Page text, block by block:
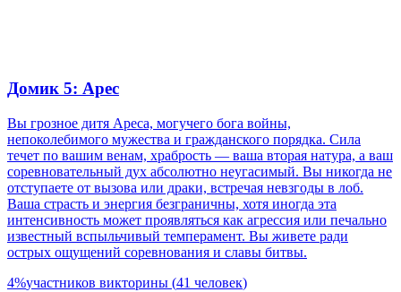
Домик 5: Арес
Вы грозное дитя Ареса, могучего бога войны,
непоколебимого мужества и гражданского порядка. Сила
течет по вашим венам, храбрость — ваша вторая натура, а ваш
соревновательный дух абсолютно неугасимый. Вы никогда не
отступаете от вызова или драки, встречая невзгоды в лоб.
Ваша страсть и энергия безграничны, хотя иногда эта
интенсивность может проявляться как агрессия или печально
известный вспыльчивый темперамент. Вы живете ради
острых ощущений соревнования и славы битвы.
4%участников викторины (41 человек)